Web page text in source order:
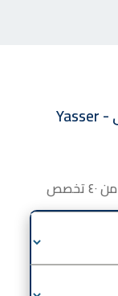
ياسر السعدنى - Yasser